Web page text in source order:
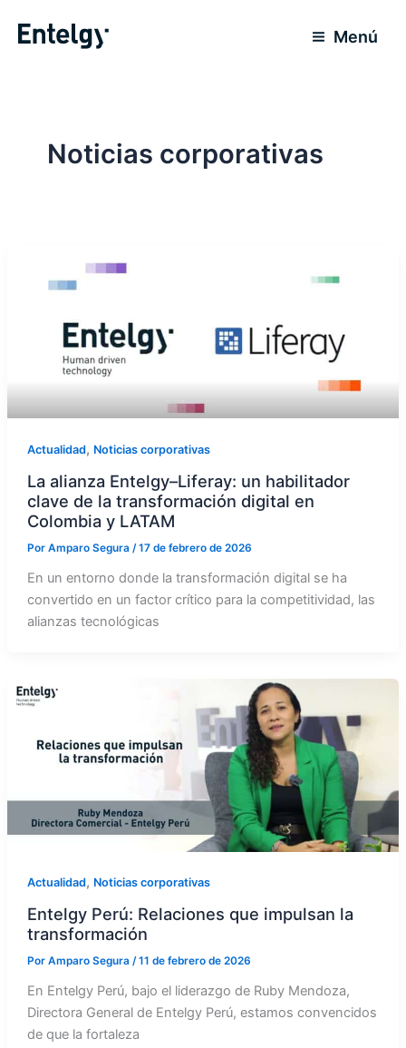
Menú
Noticias corporativas
Actualidad, Noticias corporativas
La alianza Entelgy–Liferay: un habilitador
clave de la transformación digital en
Colombia y LATAM
Por Amparo Segura /17 de febrero de 2026
En un entorno donde la transformación digital se ha
convertido en un factor crítico para la competitividad, las
alianzas tecnológicas
Actualidad, Noticias corporativas
Entelgy Perú: Relaciones que impulsan la
transformación
Por Amparo Segura /11 de febrero de 2026
En Entelgy Perú, bajo el liderazgo de Ruby Mendoza,
Directora General de Entelgy Perú, estamos convencidos
de que la fortaleza